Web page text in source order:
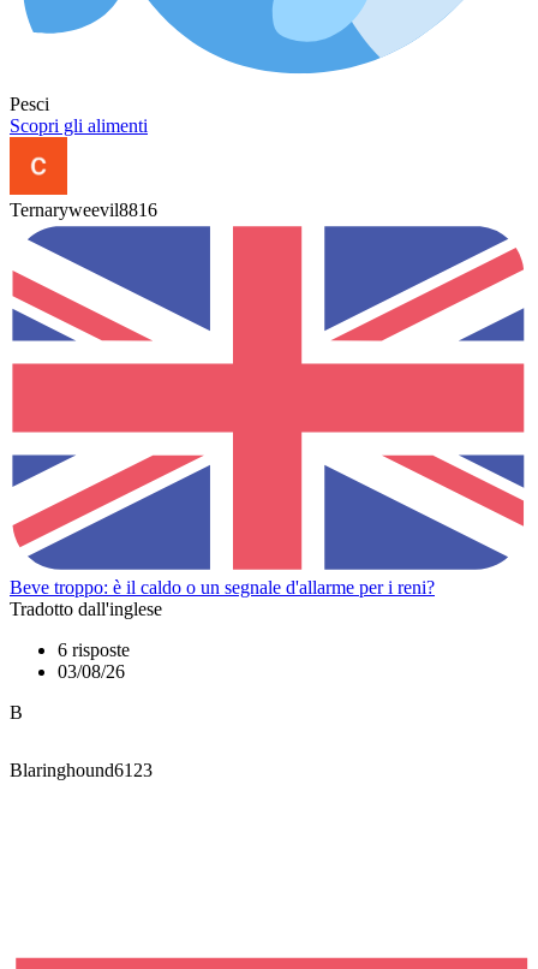
Pesci
Scopri gli alimenti
Ternaryweevil8816
Beve troppo: è il caldo o un segnale d'allarme per i reni?
Tradotto dall'inglese
6 risposte
03/08/26
B
Blaringhound6123